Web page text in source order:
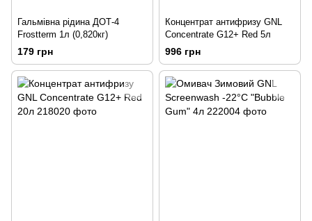
Гальмівна рідина ДОТ-4
Frostterm 1л (0,820кг)
179 грн
Концентрат антифризу GNL
Concentrate G12+ Red 5л
996 грн